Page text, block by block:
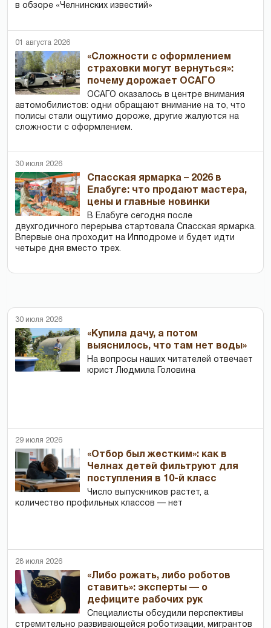
в обзоре «Челнинских известий»
01 августа 2026
«Сложности с оформлением
страховки могут вернуться»:
почему дорожает ОСАГО
ОСАГО оказалось в центре внимания
автомобилистов: одни обращают внимание на то, что
полисы стали ощутимо дороже, другие жалуются на
сложности с оформлением.
30 июля 2026
Спасская ярмарка – 2026 в
Елабуге: что продают мастера,
цены и главные новинки
В Елабуге сегодня после
двухгодичного перерыва стартовала Спасская ярмарка.
Впервые она проходит на Ипподроме и будет идти
четыре дня вместо трех.
30 июля 2026
«Купила дачу, а потом
выяснилось, что там нет воды»
На вопросы наших читателей отвечает
юрист Людмила Головина
29 июля 2026
«Отбор был жестким»: как в
Челнах детей фильтруют для
поступления в 10-й класс
Число выпускников растет, а
количество профильных классов — нет
28 июля 2026
«Либо рожать, либо роботов
ставить»: эксперты — о
дефиците рабочих рук
Специалисты обсудили перспективы
стремительно развивающейся роботизации, мигрантов